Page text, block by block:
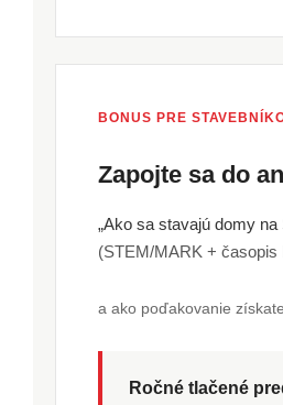
BONUS PRE
Zapojte sa do
„Ako sa stavajú domy na
(STEM/MARK + časopis
a ako poďakovanie získate
Ročné tlačené